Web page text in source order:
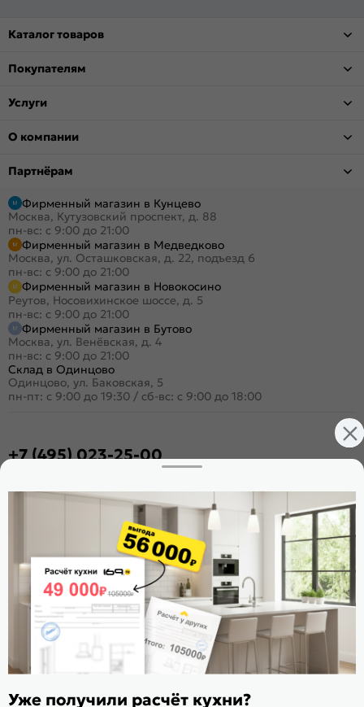
Каталог товаров
Покупателям
Услуги
О компании
Партнёрам
Фирменный магазин в Кунцево
Москва, Кутузовский проспект, д. 88
пн-вс: с 9:00 до 21:00
Фирменный магазин в Медведково
Москва, ул. Осташковская, д. 22, подъезд 6
пн-вс: с 9:00 до 21:00
Фирменный магазин в Новокосино
Реутов, Носовихинское шоссе, д. 5
пн-вс: с 9:00 до 21:00
Фирменный магазин в Бутово
Москва, ул. Венёвская, д. 4
пн-вс: с 9:00 до 21:00
Склад в Одинцово
Одинцово, ул. Баковская, 5
пн-пт: с 9:00 до 19:30 / сб-вс: с 9:00 до 18:00
+7 (495) 023-25-00
Стать дилером
Расскажите о нас
Поделиться
Оцените магазин
ИКС 1180
© 2015—2026 Интернет-магазин мебели Mebel169.ru
Уже получили расчёт кухни?